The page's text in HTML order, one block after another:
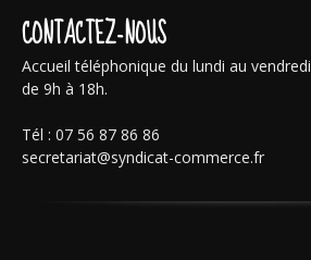
CONTACTEZ-NOUS
Accueil téléphonique du lundi au vendredi
de 9h à 18h.
Tél : 07 56 87 86 86
secretariat@syndicat-commerce.fr